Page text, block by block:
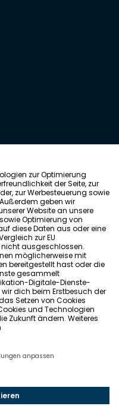
Impleco GmbH,